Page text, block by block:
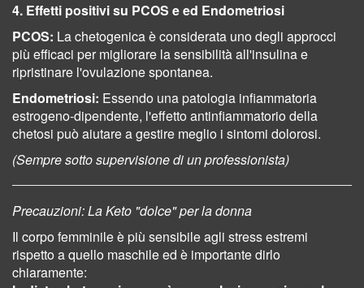
4. Effetti positivi su PCOS e ed Endometriosi
PCOS: La chetogenica è considerata uno degli approcci
più efficaci per migliorare la sensibilità all'insulina e
ripristinare l'ovulazione spontanea.
Endometriosi: Essendo una patologia infiammatoria
estrogeno-dipendente, l'effetto antinfiammatorio della
chetosi può aiutare a gestire meglio i sintomi dolorosi.
(Sempre sotto supervisione di un professionista)
Precauzioni: La Keto "dolce" per la donna
Il corpo femminile è più sensibile agli stress estremi
rispetto a quello maschile ed è importante dirlo
chiaramente: